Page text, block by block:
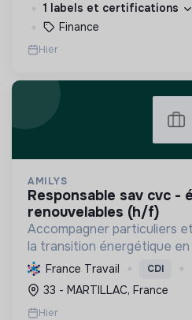
1 labels et certifications
Finance
Hier
AMILYS
responsable sav cvc - énergies
renouvelables (h/f)
Accompagner particuliers
la transition énergétique
solutions durables pour
d'énergie, améliorer le
factures.
France Travail CDI
33 - MARTILLAC, France
Hier